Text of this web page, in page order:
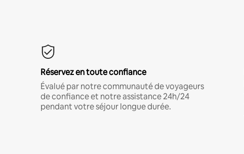
Réservez en toute confiance
Évalué par notre communauté de voyageurs
de confiance et notre assistance 24h/24
pendant votre séjour longue durée.